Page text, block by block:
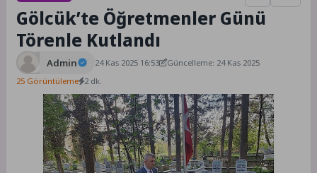
Gölcük’te Öğretmenler Günü
Törenle Kutlandı
Admin 24 Kas 2025 16:53
Güncelleme: 24 Kas 2025
25 Görüntüleme 2 dk.